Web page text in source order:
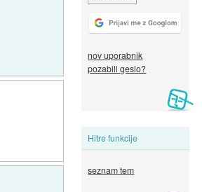
nov uporabnik
pozabili geslo?
Hitre funkcije
seznam tem